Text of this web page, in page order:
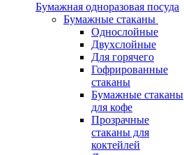
Бумажная одноразовая посуда
Бумажные стаканы
Однослойные
Двухслойные
Для горячего
Гофрированные
стаканы
Бумажные стаканы
для кофе
Прозрачные
стаканы для
коктейлей